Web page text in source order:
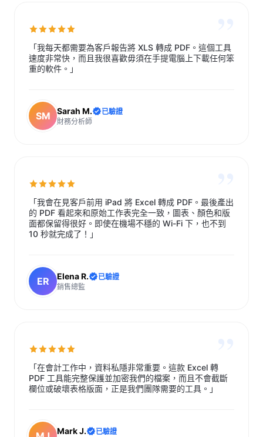
「我每天都需要為客戶報告將 XLS 轉成 PDF。這個工具
速度非常快，而且我很喜歡毋須在手提電腦上下載任何笨
重的軟件。」
SM Sarah M.
已驗證
財務分析師
「我會在見客戶前用 iPad 將 Excel 轉成 PDF。最後產出
的 PDF 看起來和原始工作表完全一致，圖表、顏色和版
面都保留得很好。即使在機場不穩的 Wi-Fi 下，也不到
10 秒就完成了！」
ER Elena R.
已驗證
銷售總監
「在會計工作中，資料私隱非常重要。這款 Excel 轉
PDF 工具能完整保護並加密我們的檔案，而且不會截斷
欄位或破壞表格版面，正是我們團隊需要的工具。」
Mark J. 已驗證